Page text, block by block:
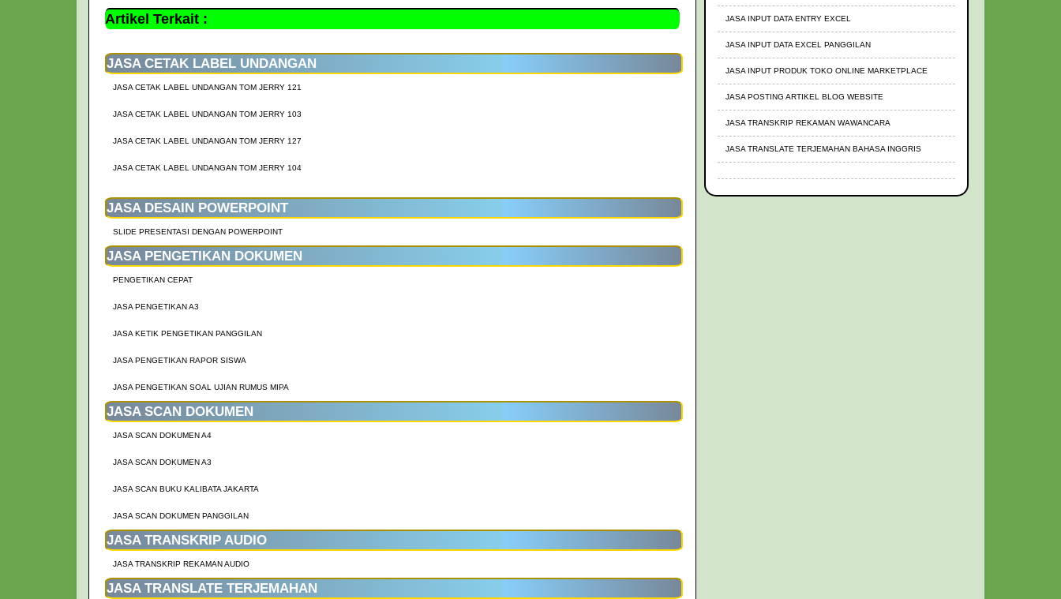
Artikel Terkait :
JASA CETAK LABEL UNDANGAN
JASA CETAK LABEL UNDANGAN TOM JERRY 121
JASA CETAK LABEL UNDANGAN TOM JERRY 103
JASA CETAK LABEL UNDANGAN TOM JERRY 127
JASA CETAK LABEL UNDANGAN TOM JERRY 104
JASA DESAIN POWERPOINT
SLIDE PRESENTASI DENGAN POWERPOINT
JASA PENGETIKAN DOKUMEN
PENGETIKAN CEPAT
JASA PENGETIKAN A3
JASA KETIK PENGETIKAN PANGGILAN
JASA PENGETIKAN RAPOR SISWA
JASA PENGETIKAN SOAL UJIAN RUMUS MIPA
JASA SCAN DOKUMEN
JASA SCAN DOKUMEN A4
JASA SCAN DOKUMEN A3
JASA SCAN BUKU KALIBATA JAKARTA
JASA SCAN DOKUMEN PANGGILAN
JASA TRANSKRIP AUDIO
JASA TRANSKRIP REKAMAN AUDIO
JASA TRANSLATE TERJEMAHAN
JASA INPUT DATA ENTRY EXCEL
JASA INPUT DATA EXCEL PANGGILAN
JASA INPUT PRODUK TOKO ONLINE MARKETPLACE
JASA POSTING ARTIKEL BLOG WEBSITE
JASA TRANSKRIP REKAMAN WAWANCARA
JASA TRANSLATE TERJEMAHAN BAHASA INGGRIS